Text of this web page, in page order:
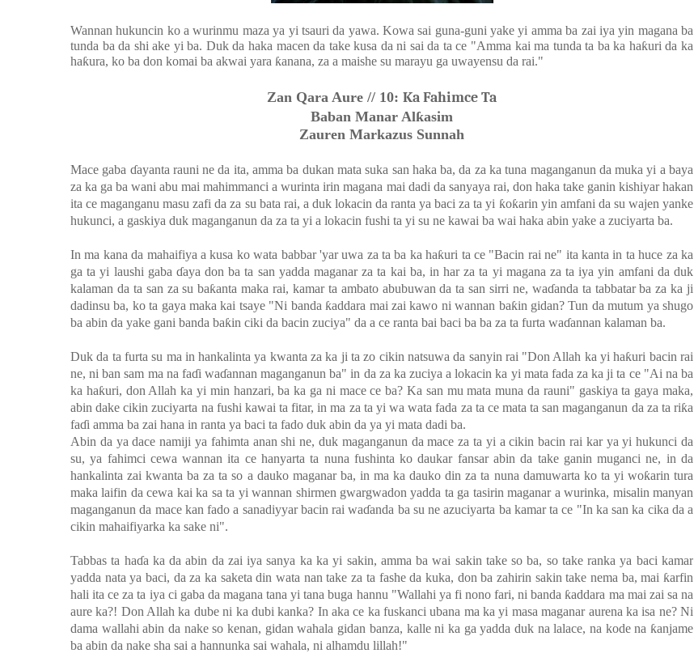
Wannan hukuncin ko a wurinmu maza ya yi tsauri da yawa. Kowa sai guna-guni yake yi amma ba zai iya yin magana ba
tunda ba da shi ake yi ba. Duk da haka macen da take kusa da ni sai da ta ce "Amma kai ma tunda ta ba ka haƙuri da ka
haƙura, ko ba don komai ba akwai yara ƙanana, za a maishe su marayu ga uwayensu da rai."
Zan Qara Aure // 10: Ka Fahimce Ta
Baban Manar Alƙasim
Zauren Markazus Sunnah
Mace gaba ɗayanta rauni ne da ita, amma ba dukan mata suka san haka ba, da za ka tuna maganganun da muka yi a baya
za ka ga ba wani abu mai mahimmanci a wurinta irin magana mai dadi da sanyaya rai, don haka take ganin kishiyar hakan
ita ce maganganu masu zafi da za su bata rai, a duk lokacin da ranta ya baci za ta yi ƙoƙarin yin amfani da su wajen yanke
hukunci, a gaskiya duk maganganun da za ta yi a lokacin fushi ta yi su ne kawai ba wai haka abin yake a zuciyarta ba.
In ma kana da mahaifiya a kusa ko wata babbar 'yar uwa za ta ba ka haƙuri ta ce "Bacin rai ne" ita kanta in ta huce za ka
ga ta yi laushi gaba ɗaya don ba ta san yadda maganar za ta kai ba, in har za ta yi magana za ta iya yin amfani da duk
kalaman da ta san za su baƙanta maka rai, kamar ta ambato abubuwan da ta san sirri ne, waɗanda ta tabbatar ba za ka ji
dadinsu ba, ko ta gaya maka kai tsaye "Ni banda ƙaddara mai zai kawo ni wannan baƙin gidan? Tun da mutum ya shugo
ba abin da yake gani banda baƙin ciki da bacin zuciya" da a ce ranta bai baci ba ba za ta furta waɗannan kalaman ba.
Duk da ta furta su ma in hankalinta ya kwanta za ka ji ta zo cikin natsuwa da sanyin rai "Don Allah ka yi haƙuri bacin rai
ne, ni ban sam ma na faɗi waɗannan maganganun ba" in da za ka zuciya a lokacin ka yi mata fada za ka ji ta ce "Ai na ba
ka haƙuri, don Allah ka yi min hanzari, ba ka ga ni mace ce ba? Ka san mu mata muna da rauni" gaskiya ta gaya maka,
abin dake cikin zuciyarta na fushi kawai ta fitar, in ma za ta yi wa wata fada za ta ce mata ta san maganganun da za ta riƙa
faɗi amma ba zai hana in ranta ya baci ta fado duk abin da ya yi mata dadi ba.
Abin da ya dace namiji ya fahimta anan shi ne, duk maganganun da mace za ta yi a cikin bacin rai kar ya yi hukunci da
su, ya fahimci cewa wannan ita ce hanyarta ta nuna fushinta ko daukar fansar abin da take ganin muganci ne, in da
hankalinta zai kwanta ba za ta so a dauko maganar ba, in ma ka dauko din za ta nuna damuwarta ko ta yi woƙarin tura
maka laifin da cewa kai ka sa ta yi wannan shirmen gwargwadon yadda ta ga tasirin maganar a wurinka, misalin manyan
maganganun da mace kan fado a sanadiyyar bacin rai waɗanda ba su ne azuciyarta ba kamar ta ce "In ka san ka cika da a
cikin mahaifiyarka ka sake ni".
Tabbas ta haɗa ka da abin da zai iya sanya ka ka yi sakin, amma ba wai sakin take so ba, so take ranka ya baci kamar
yadda nata ya baci, da za ka saketa din wata nan take za ta fashe da kuka, don ba zahirin sakin take nema ba, mai ƙarfin
hali ita ce za ta iya ci gaba da magana tana yi tana buga hannu "Wallahi ya fi nono fari, ni banda ƙaddara ma mai zai sa na
aure ka?! Don Allah ka dube ni ka dubi kanka? In aka ce ka fuskanci ubana ma ka yi masa maganar aurena ka isa ne? Ni
dama wallahi abin da nake so kenan, gidan wahala gidan banza, kalle ni ka ga yadda duk na lalace, na kode na ƙanjame
ba abin da nake sha sai a hannunka sai wahala, ni alhamdu lillah!"